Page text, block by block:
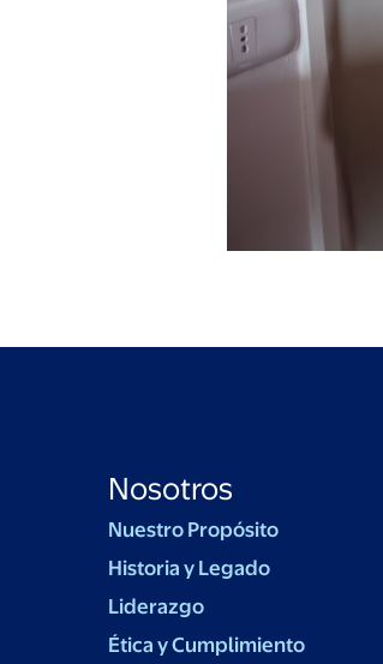
Nosotros
Nuestro Propósito
Historia y Legado
Liderazgo
Ética y Cumplimiento